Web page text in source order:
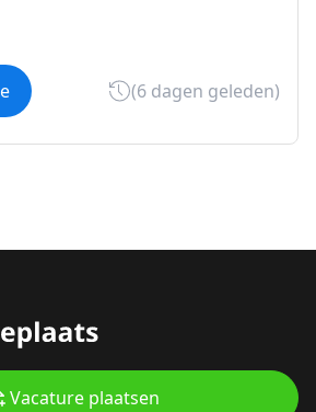
(6 dagen geleden)
Vacature plaatsen